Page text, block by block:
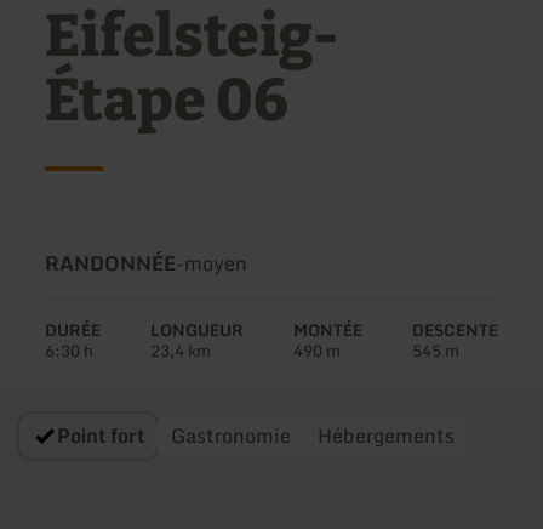
Eifelsteig-
Étape 06
Type
circuit:
RANDONNÉE-Difficulté:
moyen
DURÉE
6:30 h
LONGUEUR
23,4 km
MONTÉE
490 m
DESCENTE
545 m
Point fort Gastronomie Hébergements